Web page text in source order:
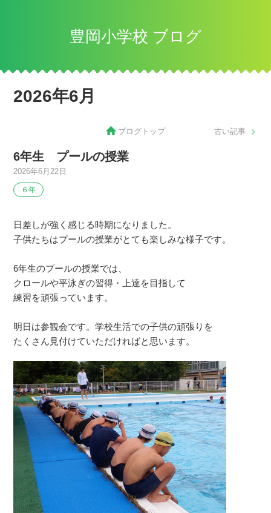
豊岡小学校 ブログ
2026年6月
古い記事
ブログトップ
6年生 プールの授業
2026年6月22日
６年
日差しが強く感じる時期になりました。
子供たちはプールの授業がとても楽しみな様子です。
6年生のプールの授業では、
クロールや平泳ぎの習得・上達を目指して
練習を頑張っています。
明日は参観会です。学校生活での子供の頑張りを
たくさん見付けていただければと思います。